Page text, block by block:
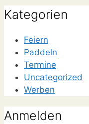
Kategorien
Feiern
Paddeln
Termine
Uncategorized
Werben
Anmelden